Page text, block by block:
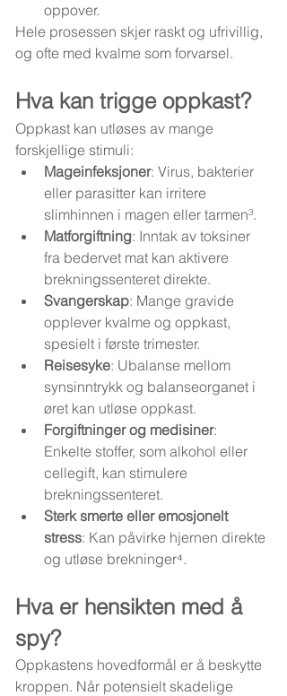
oppover.
Hele prosessen skjer raskt og ufrivillig,
og ofte med kvalme som forvarsel.
Hva kan trigge oppkast?
Oppkast kan utløses av mange
forskjellige stimuli:
Mageinfeksjoner: Virus, bakterier
eller parasitter kan irritere
slimhinnen i magen eller tarmen³.
Matforgiftning: Inntak av toksiner
fra bedervet mat kan aktivere
brekningssenteret direkte.
Svangerskap: Mange gravide
opplever kvalme og oppkast,
spesielt i første trimester.
Reisesyke: Ubalanse mellom
synsinntrykk og balanseorganet i
øret kan utløse oppkast.
Forgiftninger og medisiner:
Enkelte stoffer, som alkohol eller
cellegift, kan stimulere
brekningssenteret.
Sterk smerte eller emosjonelt
stress: Kan påvirke hjernen direkte
og utløse brekninger⁴.
Hva er hensikten med å
spy?
Oppkastens hovedformål er å beskytte
kroppen. Når potensielt skadelige